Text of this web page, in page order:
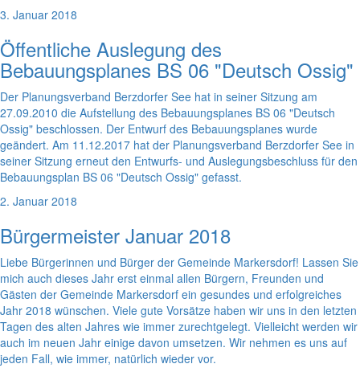
3. Januar 2018
Öffentliche Auslegung des
Bebauungsplanes BS 06 "Deutsch Ossig"
Der Planungsverband Berzdorfer See hat in seiner Sitzung am
27.09.2010 die Aufstellung des Bebauungsplanes BS 06 "Deutsch
Ossig" beschlossen. Der Entwurf des Bebauungsplanes wurde
geändert. Am 11.12.2017 hat der Planungsverband Berzdorfer See in
seiner Sitzung erneut den Entwurfs- und Auslegungsbeschluss für den
Bebauungsplan BS 06 "Deutsch Ossig" gefasst.
2. Januar 2018
Bürgermeister Januar 2018
Liebe Bürgerinnen und Bürger der Gemeinde Markersdorf! Lassen Sie
mich auch dieses Jahr erst einmal allen Bürgern, Freunden und
Gästen der Gemeinde Markersdorf ein gesundes und erfolgreiches
Jahr 2018 wünschen. Viele gute Vorsätze haben wir uns in den letzten
Tagen des alten Jahres wie immer zurechtgelegt. Vielleicht werden wir
auch im neuen Jahr einige davon umsetzen. Wir nehmen es uns auf
jeden Fall, wie immer, natürlich wieder vor.